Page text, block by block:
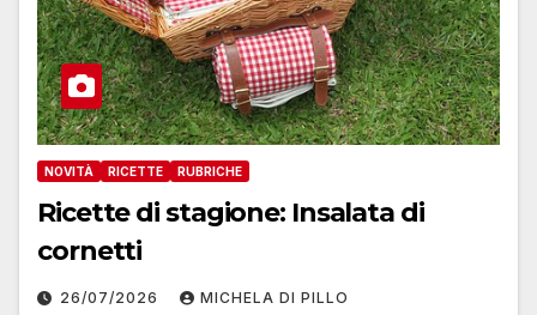
NOVITÀ RICETTE RUBRICHE
Ricette di stagione: Insalata di
cornetti
26/07/2026 MICHELA DI PILLO